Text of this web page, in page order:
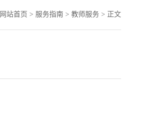
网站首页 > 服务指南> 教师服务> 正文